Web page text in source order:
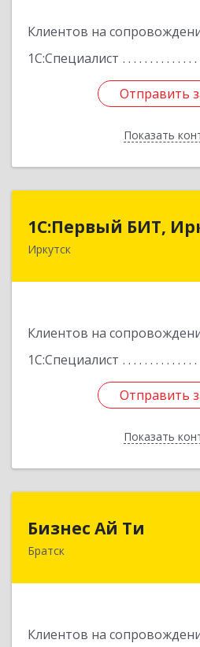
Клиентов на
1С:Специалист
Отправить
Показать
Отправить
Назад
1С:Первый БИТ,
Иркутск
Клиентов на
1С:Специалист
Отправить
Показать
664007, Иркутская обл,
Отправить
Назад
Бизнес Ай Ти
Братск
Клиентов на
665717, Иркутская обл,